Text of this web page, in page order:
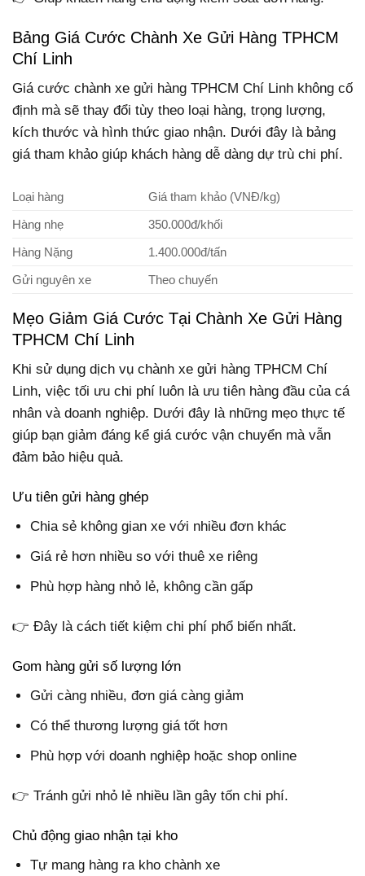
Bảng Giá Cước Chành Xe Gửi Hàng TPHCM
Chí Linh
Giá cước chành xe gửi hàng TPHCM Chí Linh không cố
định mà sẽ thay đổi tùy theo loại hàng, trọng lượng,
kích thước và hình thức giao nhận. Dưới đây là bảng
giá tham khảo giúp khách hàng dễ dàng dự trù chi phí.
Loại hàng
Giá tham khảo (VNĐ/kg)
Hàng nhẹ
350.000đ/khối
Hàng Nặng
1.400.000đ/tấn
Gửi nguyên xe
Theo chuyến
Mẹo Giảm Giá Cước Tại Chành Xe Gửi Hàng
TPHCM Chí Linh
Khi sử dụng dịch vụ chành xe gửi hàng TPHCM Chí
Linh, việc tối ưu chi phí luôn là ưu tiên hàng đầu của cá
nhân và doanh nghiệp. Dưới đây là những mẹo thực tế
giúp bạn giảm đáng kể giá cước vận chuyển mà vẫn
đảm bảo hiệu quả.
Ưu tiên gửi hàng ghép
Chia sẻ không gian xe với nhiều đơn khác
Giá rẻ hơn nhiều so với thuê xe riêng
Phù hợp hàng nhỏ lẻ, không cần gấp
👉 Đây là cách tiết kiệm chi phí phổ biến nhất.
Gom hàng gửi số lượng lớn
Gửi càng nhiều, đơn giá càng giảm
Có thể thương lượng giá tốt hơn
Phù hợp với doanh nghiệp hoặc shop online
👉 Tránh gửi nhỏ lẻ nhiều lần gây tốn chi phí.
Chủ động giao nhận tại kho
Tự mang hàng ra kho chành xe